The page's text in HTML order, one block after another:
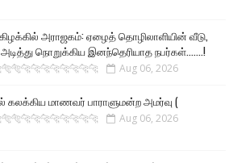
அராஜகம்: ஏழைத் தொழிலாளியின் வீடு,
நொறுக்கிய இனந்தெரியாத நபர்கள்.......!
Aug 06, 2026
கலக்கிய மாணவர் பாராளுமன்ற அமர்வு (
Aug 06, 2026